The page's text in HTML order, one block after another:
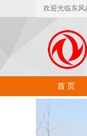
欢迎光临东风
首 页